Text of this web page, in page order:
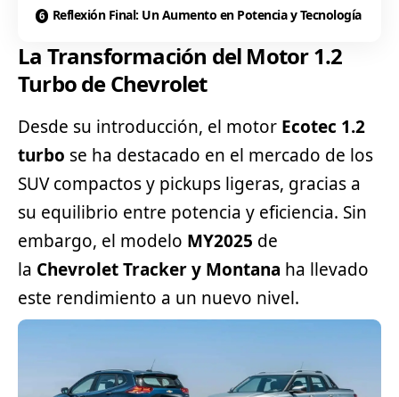
Reflexión Final: Un Aumento en Potencia y Tecnología
La Transformación del Motor 1.2
Turbo de Chevrolet
Desde su introducción, el motor Ecotec 1.2
turbo se ha destacado en el mercado de los
SUVcompactos y pickups ligeras, gracias a
su equilibrio entre potencia y eficiencia. Sin
embargo, el modelo MY2025 de
la ChevroletTracker y Montana ha llevado
este rendimiento a un nuevo nivel.